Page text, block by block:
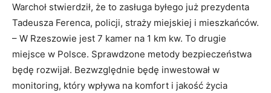
Warchoł stwierdził, że to zasługa byłego już prezydenta
Tadeusza Ferenca, policji, straży miejskiej i mieszkańców.
– W Rzeszowie jest 7 kamer na 1 km kw. To drugie
miejsce w Polsce. Sprawdzone metody bezpieczeństwa
będę rozwijał. Bezwzględnie będę inwestował w
monitoring, który wpływa na komfort i jakość życia